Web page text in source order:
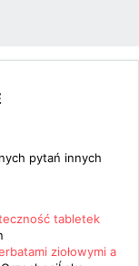
pytań innych
tabletek
ziołowymi a